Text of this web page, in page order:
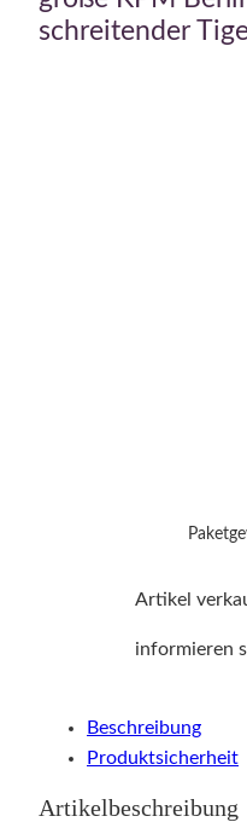
schreitender
Artikel
informieren
Beschreibung
Produktsicherheit
Artikelbeschreibung